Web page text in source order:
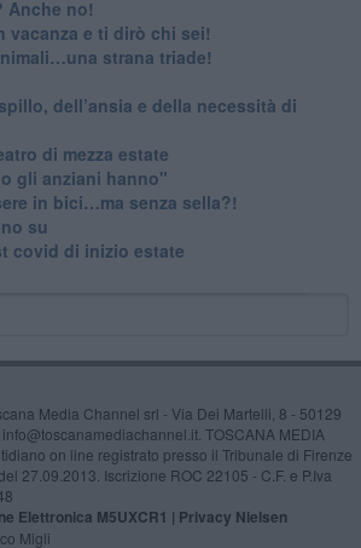
Anche no!
vacanza e ti dirò chi sei!
strana triade!
dell’ansia e della necessità di
di mezza estate
gli anziani hanno"
in bici…ma senza sella?!
su
covid di inizio estate
Media Channel srl - Via Dei Martelli, 8 - 50129
info@toscanamediachannel.it. TOSCANA MEDIA
on line registrato presso il Tribunale di Firenze
27.09.2013. Iscrizione ROC 22105 - C.F. e P.Iva
Elettronica M5UXCR1 | Privacy Nielsen
Migli